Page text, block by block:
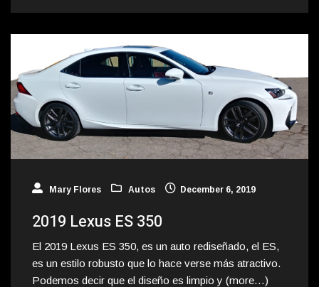
Mary Flores Autos December 6, 2019
2019 Lexus ES 350
El 2019 Lexus ES 350, es un auto rediseñado, el ES,
es un estilo robusto que lo hace verse más atractivo.
Podemos decir que el diseño es limpio y (more…)